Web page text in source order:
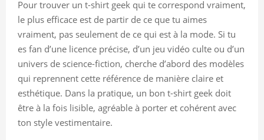
Pour trouver un t-shirt geek qui te correspond vraiment,
le plus efficace est de partir de ce que tu aimes
vraiment, pas seulement de ce qui est à la mode. Si tu
es fan d’une licence précise, d’un jeu vidéo culte ou d’un
univers de science-fiction, cherche d’abord des modèles
qui reprennent cette référence de manière claire et
esthétique. Dans la pratique, un bon t-shirt geek doit
être à la fois lisible, agréable à porter et cohérent avec
ton style vestimentaire.